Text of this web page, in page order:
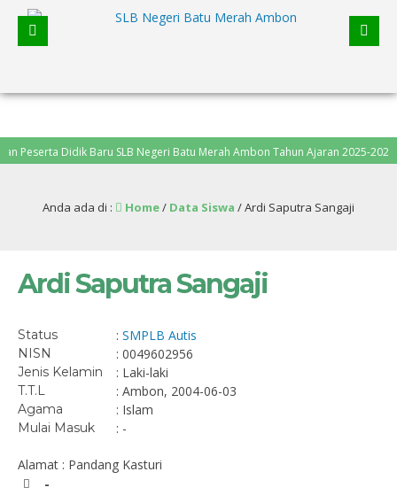
Didik Baru SLB Negeri Batu Merah Ambon Tahun Ajaran 2025-2026,
Anda ada di : Home/ Data Siswa /Ardi Saputra Sangaji
Ardi Saputra Sangaji
Status : SMPLB Autis
NISN : 0049602956
Jenis Kelamin : Laki-laki
T.T.L : Ambon, 2004-06-03
Agama : Islam
Mulai Masuk : -
Alamat : Pandang Kasturi
-